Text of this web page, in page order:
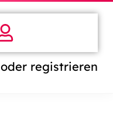
oder registrieren